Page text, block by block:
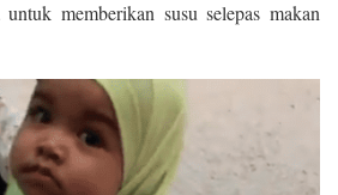
memberikan susu selepas makan